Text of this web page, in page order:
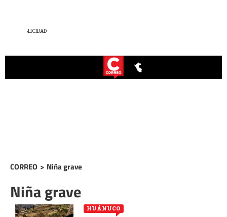
CORREO > Niña grave
Niña grave
HUÁNUCO